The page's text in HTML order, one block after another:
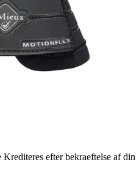
Krediteres efter bekraeftelse af din